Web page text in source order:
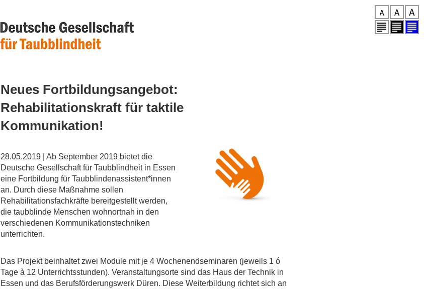
Neues Fortbildungsangebot:
Rehabilitationskraft für taktile
Kommunikation!
28.05.2019 | Ab September 2019 bietet die
Deutsche Gesellschaft für Taubblindheit in Essen
eine Fortbildung für Taubblindenassistent*innen
an. Durch diese Maßnahme sollen
Rehabilitationsfachkräfte bereitgestellt werden,
die taubblinde Menschen wohnortnah in den
verschiedenen Kommunikationstechniken
unterrichten.
Das Projekt beinhaltet zwei Module mit je 4 Wochenendseminaren (jeweils 1 ó
Tage à 12 Unterrichtsstunden). Veranstaltungsorte sind das Haus der Technik in
Essen und das Berufsförderungswerk Düren. Diese Weiterbildung richtet sich an